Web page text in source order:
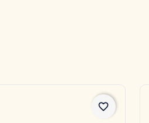
favorite_border